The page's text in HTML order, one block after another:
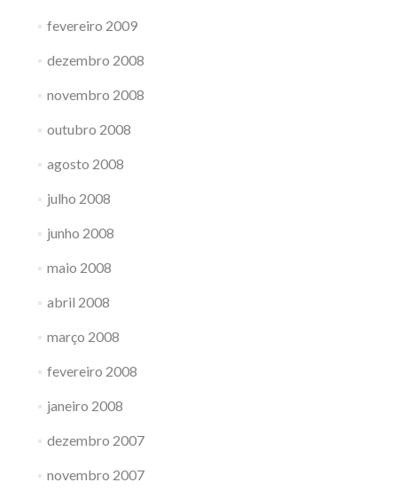
fevereiro 2009
dezembro 2008
novembro 2008
outubro 2008
agosto 2008
julho 2008
junho 2008
maio 2008
abril 2008
março 2008
fevereiro 2008
janeiro 2008
dezembro 2007
novembro 2007